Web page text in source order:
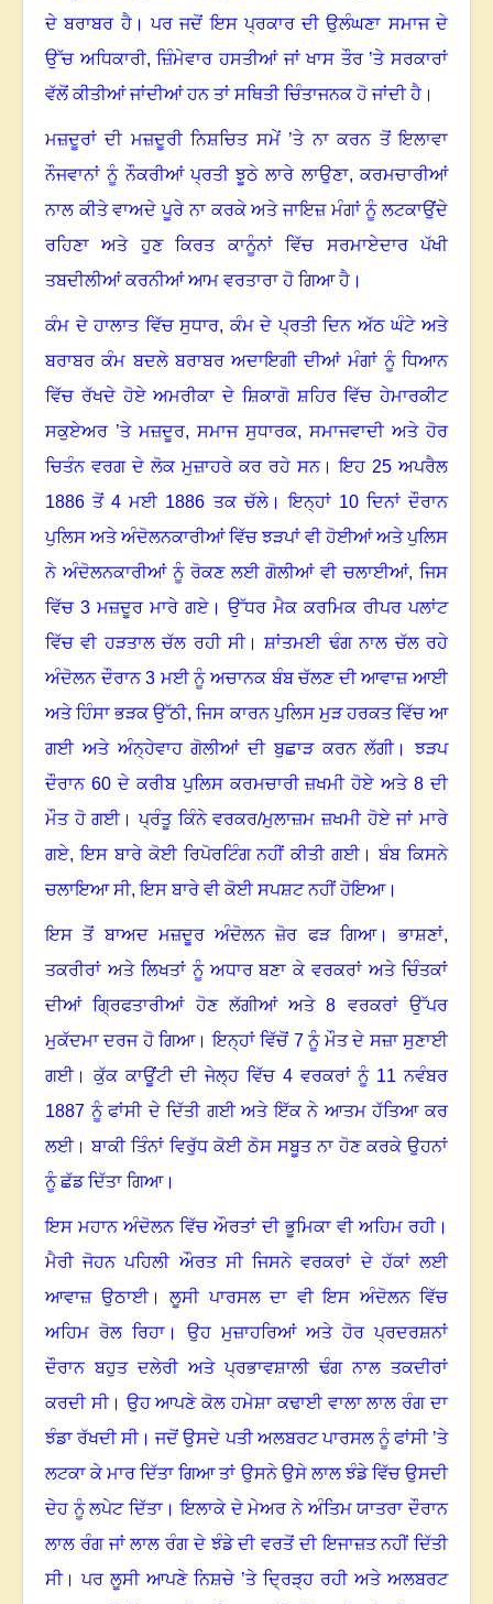
ਦੇ ਬਰਾਬਰ ਹੈ।ਪਰ ਜਦੋਂ ਇਸ ਪ੍ਰਕਾਰ ਦੀ ਉਲੰਘਣਾ ਸਮਾਜ ਦੇ
ਉੱਚ ਅਧਿਕਾਰੀ, ਜ਼ਿੰਮੇਵਾਰ ਹਸਤੀਆਂ ਜਾਂ ਖਾਸ ਤੌਰ ’ਤੇ ਸਰਕਾਰਾਂ
ਵੱਲੋਂ ਕੀਤੀਆਂ ਜਾਂਦੀਆਂ ਹਨ ਤਾਂ ਸਥਿਤੀ ਚਿੰਤਾਜਨਕ ਹੋ ਜਾਂਦੀ ਹੈ ।
ਮਜ਼ਦੂਰਾਂ ਦੀ ਮਜ਼ਦੂਰੀ ਨਿਸ਼ਚਿਤ ਸਮੇਂ ’ਤੇ ਨਾ ਕਰਨ ਤੋਂ ਇਲਾਵਾ
ਨੌਜਵਾਨਾਂ ਨੂੰ ਨੌਕਰੀਆਂ ਪ੍ਰਤੀ ਝੂਠੇ ਲਾਰੇ ਲਾਉਣਾ,ਕਰਮਚਾਰੀਆਂ
ਨਾਲ ਕੀਤੇ ਵਾਅਦੇ ਪੂਰੇ ਨਾ ਕਰਕੇ ਅਤੇ ਜਾਇਜ਼ ਮੰਗਾਂ ਨੂੰ ਲਟਕਾਉਂਦੇ
ਰਹਿਣਾ ਅਤੇ ਹੁਣ ਕਿਰਤ ਕਾਨੂੰਨਾਂ ਵਿੱਚ ਸਰਮਾਏਦਾਰ ਪੱਖੀ
ਤਬਦੀਲੀਆਂ ਕਰਨੀਆਂ ਆਮ ਵਰਤਾਰਾ ਹੋ ਗਿਆ ਹੈ ।
ਕੰਮ ਦੇ ਹਾਲਾਤ ਵਿੱਚ ਸੁਧਾਰ,ਕੰਮ ਦੇ ਪ੍ਰਤੀ ਦਿਨ ਅੱਠ ਘੰਟੇ ਅਤੇ
ਬਰਾਬਰ ਕੰਮ ਬਦਲੇ ਬਰਾਬਰ ਅਦਾਇਗੀ ਦੀਆਂ ਮੰਗਾਂ ਨੂੰ ਧਿਆਨ
ਵਿੱਚ ਰੱਖਦੇ ਹੋਏ ਅਮਰੀਕਾ ਦੇ ਸ਼ਿਕਾਗੋ ਸ਼ਹਿਰ ਵਿੱਚ ਹੇਮਾਰਕੀਟ
ਸਕੁਏਅਰ ’ਤੇ ਮਜ਼ਦੂਰ, ਸਮਾਜ ਸੁਧਾਰਕ, ਸਮਾਜਵਾਦੀ ਅਤੇ ਹੋਰ
ਚਿਤੰਨ ਵਰਗ ਦੇ ਲੋਕ ਮੁਜ਼ਾਹਰੇ ਕਰ ਰਹੇ ਸਨ।ਇਹ 25 ਅਪਰੈਲ
1886 ਤੋਂ4 ਮਈ 1886 ਤਕ ਚੱਲੇ।ਇਨ੍ਹਾਂ 10ਦਿਨਾਂ ਦੌਰਾਨ
ਪੁਲਿਸ ਅਤੇ ਅੰਦੋਲਨਕਾਰੀਆਂ ਵਿੱਚ ਝੜਪਾਂ ਵੀ ਹੋਈਆਂ ਅਤੇ ਪੁਲਿਸ
ਨੇ ਅੰਦੋਲਨਕਾਰੀਆਂ ਨੂੰ ਰੋਕਣ ਲਈ ਗੋਲੀਆਂ ਵੀ ਚਲਾਈਆਂ, ਜਿਸ
ਵਿੱਚ 3 ਮਜ਼ਦੂਰ ਮਾਰੇ ਗਏ । ਉੱਧਰ ਮੈਕ ਕਰਮਿਕ ਰੀਪਰ ਪਲਾਂਟ
ਵਿੱਚ ਵੀ ਹੜਤਾਲ ਚੱਲ ਰਹੀ ਸੀ।ਸ਼ਾਂਤਮਈ ਢੰਗ ਨਾਲ ਚੱਲ ਰਹੇ
ਅੰਦੋਲਨ ਦੌਰਾਨ3 ਮਈ ਨੂੰ ਅਚਾਨਕ ਬੰਬ ਚੱਲਣ ਦੀ ਆਵਾਜ਼ ਆਈ
ਅਤੇ ਹਿੰਸਾ ਭੜਕ ਉੱਠੀ, ਜਿਸ ਕਾਰਨ ਪੁਲਿਸ ਮੁੜ ਹਰਕਤ ਵਿੱਚ ਆ
ਗਈ ਅਤੇ ਅੰਨ੍ਹੇਵਾਹ ਗੋਲੀਆਂ ਦੀ ਬੁਛਾੜ ਕਰਨ ਲੱਗੀ। ਝੜਪ
ਦੌਰਾਨ 60ਦੇ ਕਰੀਬ ਪੁਲਿਸ ਕਰਮਚਾਰੀ ਜ਼ਖਮੀ ਹੋਏ ਅਤੇ8 ਦੀ
ਮੌਤ ਹੋ ਗਈ।ਪ੍ਰੰਤੂ ਕਿੰਨੇ ਵਰਕਰ/ਮੁਲਾਜ਼ਮ ਜ਼ਖਮੀ ਹੋਏ ਜਾਂ ਮਾਰੇ
ਗਏ,ਇਸ ਬਾਰੇ ਕੋਈ ਰਿਪੋਰਟਿੰਗ ਨਹੀਂ ਕੀਤੀ ਗਈ।ਬੰਬ ਕਿਸਨੇ
ਚਲਾਇਆ ਸੀ,ਇਸ ਬਾਰੇ ਵੀ ਕੋਈ ਸਪਸ਼ਟ ਨਹੀਂ ਹੋਇਆ।
ਇਸ ਤੋਂ ਬਾਅਦ ਮਜ਼ਦੂਰ ਅੰਦੋਲਨ ਜ਼ੋਰ ਫੜ ਗਿਆ। ਭਾਸ਼ਣਾਂ,
ਤਕਰੀਰਾਂ ਅਤੇ ਲਿਖਤਾਂ ਨੂੰ ਅਧਾਰ ਬਣਾ ਕੇ ਵਰਕਰਾਂ ਅਤੇ ਚਿੰਤਕਾਂ
ਦੀਆਂ ਗ੍ਰਿਫਤਾਰੀਆਂ ਹੋਣ ਲੱਗੀਆਂ ਅਤੇ8 ਵਰਕਰਾਂ ਉੱਪਰ
ਮੁਕੱਦਮਾ ਦਰਜ ਹੋ ਗਿਆ। ਇਨ੍ਹਾਂ ਵਿੱਚੋਂ 7ਨੂੰ ਮੌਤ ਦੇ ਸਜ਼ਾ ਸੁਣਾਈ
ਗਈ।ਕੁੱਕ ਕਾਊਂਟੀ ਦੀ ਜੇਲ੍ਹ ਵਿੱਚ 4ਵਰਕਰਾਂ ਨੂੰ 11 ਨਵੰਬਰ
1887 ਨੂੰ ਫਾਂਸੀ ਦੇ ਦਿੱਤੀ ਗਈ ਅਤੇ ਇੱਕ ਨੇ ਆਤਮ ਹੱਤਿਆ ਕਰ
ਲਈ।ਬਾਕੀ ਤਿੰਨਾਂ ਵਿਰੁੱਧ ਕੋਈ ਠੋਸ ਸਬੂਤ ਨਾ ਹੋਣ ਕਰਕੇ ਉਹਨਾਂ
ਨੂੰ ਛੱਡ ਦਿੱਤਾ ਗਿਆ।
ਇਸ ਮਹਾਨ ਅੰਦੋਲਨ ਵਿੱਚ ਔਰਤਾਂ ਦੀ ਭੂਮਿਕਾ ਵੀ ਅਹਿਮ ਰਹੀ।
ਮੈਰੀ ਜੋਹਨ ਪਹਿਲੀ ਔਰਤ ਸੀ ਜਿਸਨੇ ਵਰਕਰਾਂ ਦੇ ਹੱਕਾਂ ਲਈ
ਆਵਾਜ਼ ਉਠਾਈ।ਲੂਸੀ ਪਾਰਸਲ ਦਾ ਵੀ ਇਸ ਅੰਦੋਲਨ ਵਿੱਚ
ਅਹਿਮ ਰੋਲ ਰਿਹਾ । ਉਹ ਮੁਜ਼ਾਹਰਿਆਂ ਅਤੇ ਹੋਰ ਪ੍ਰਦਰਸ਼ਨਾਂ
ਦੌਰਾਨ ਬਹੁਤ ਦਲੇਰੀ ਅਤੇ ਪ੍ਰਭਾਵਸ਼ਾਲੀ ਢੰਗ ਨਾਲ ਤਕਦੀਰਾਂ
ਕਰਦੀ ਸੀ। ਉਹ ਆਪਣੇ ਕੋਲ ਹਮੇਸ਼ਾ ਕਢਾਈ ਵਾਲਾ ਲਾਲ ਰੰਗ ਦਾ
ਝੰਡਾ ਰੱਖਦੀ ਸੀ।ਜਦੋਂ ਉਸਦੇ ਪਤੀ ਅਲਬਰਟ ਪਾਰਸਲ ਨੂੰ ਫਾਂਸੀ ’ਤੇ
ਲਟਕਾ ਕੇ ਮਾਰ ਦਿੱਤਾ ਗਿਆ ਤਾਂ ਉਸਨੇ ਉਸੇ ਲਾਲ ਝੰਡੇ ਵਿੱਚ ਉਸਦੀ
ਦੇਹ ਨੂੰ ਲਪੇਟ ਦਿੱਤਾ ।ਇਲਾਕੇ ਦੇ ਮੇਅਰ ਨੇ ਅੰਤਿਮ ਯਾਤਰਾ ਦੌਰਾਨ
ਲਾਲ ਰੰਗ ਜਾਂ ਲਾਲ ਰੰਗ ਦੇ ਝੰਡੇ ਦੀ ਵਰਤੋਂ ਦੀ ਇਜਾਜ਼ਤ ਨਹੀਂ ਦਿੱਤੀ
ਸੀ।ਪਰ ਲੂਸੀ ਆਪਣੇ ਨਿਸ਼ਚੇ ’ਤੇ ਦ੍ਰਿੜ੍ਹ ਰਹੀ ਅਤੇ ਅਲਬਰਟ